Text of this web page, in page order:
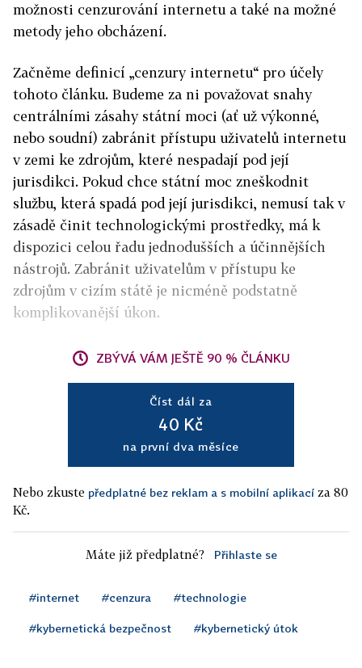
možnosti cenzurování internetu a také na možné
metody jeho obcházení.
Začněme definicí „cenzury internetu“ pro účely
tohoto článku. Budeme za ni považovat snahy
centrálními zásahy státní moci (ať už výkonné,
nebo soudní) zabránit přístupu uživatelů internetu
v zemi ke zdrojům, které nespadají pod její
jurisdikci. Pokud chce státní moc zneškodnit
službu, která spadá pod její jurisdikci, nemusí tak v
zásadě činit technologickými prostředky, má k
dispozici celou řadu jednodušších a účinnějších
nástrojů. Zabránit uživatelům v přístupu ke
zdrojům v cizím státě je nicméně podstatně
komplikovanější úkon.
ZBÝVÁ VÁM JEŠTĚ 90 % ČLÁNKU
Číst dál za
40 Kč
na první dva měsíce
Nebo zkuste předplatné bez reklam a s mobilní aplikací za 80
Kč.
Máte již předplatné? Přihlaste se
#internet #cenzura #technologie
#kybernetická bezpečnost #kybernetický útok